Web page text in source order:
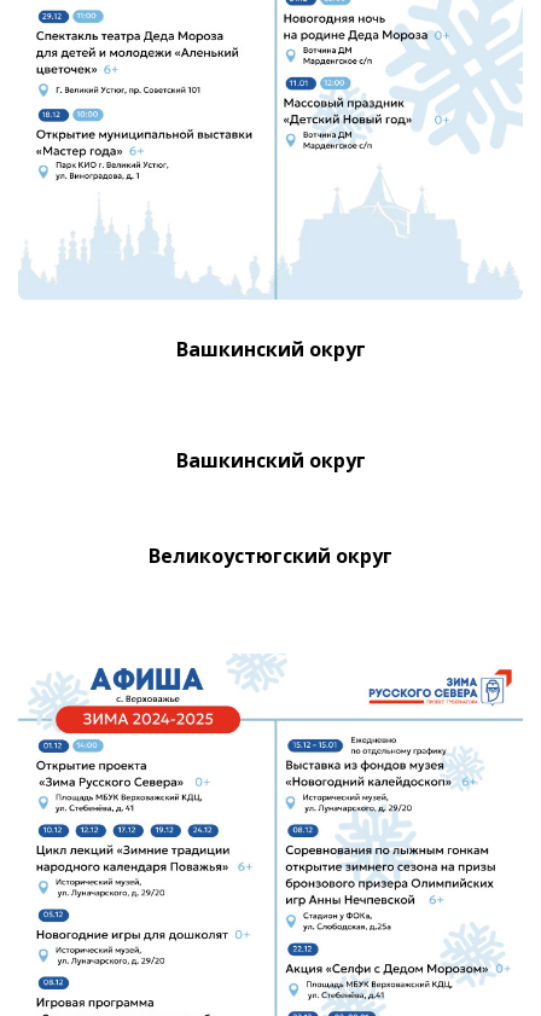
Вашкинский округ
Вашкинский округ
Великоустюгский округ